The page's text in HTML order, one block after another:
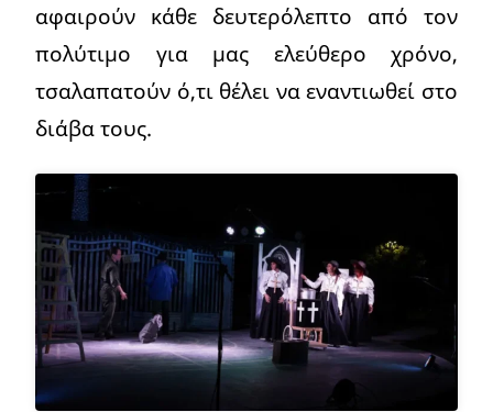
αφαιρούν κάθε δευτερόλεπτο από τον
πολύτιμο για μας ελεύθερο χρόνο,
τσαλαπατούν ό,τι θέλει να εναντιωθεί στο
διάβα τους.